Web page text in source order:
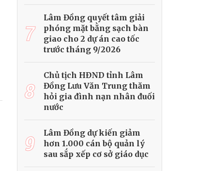
7
Lâm Đồng quyết tâm giải
phóng mặt bằng sạch bàn
giao cho 2 dự án cao tốc
trước tháng 9/2026
8
Chủ tịch HĐND tỉnh Lâm
Đồng Lưu Văn Trung thăm
hỏi gia đình nạn nhân đuối
nước
9
Lâm Đồng dự kiến giảm
hơn 1.000 cán bộ quản lý
sau sắp xếp cơ sở giáo dục